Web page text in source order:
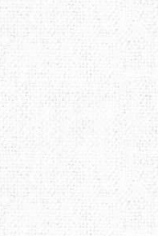
SEA TO SUMMIT
SLAVNA STRAVA
TAZ
TOAKS